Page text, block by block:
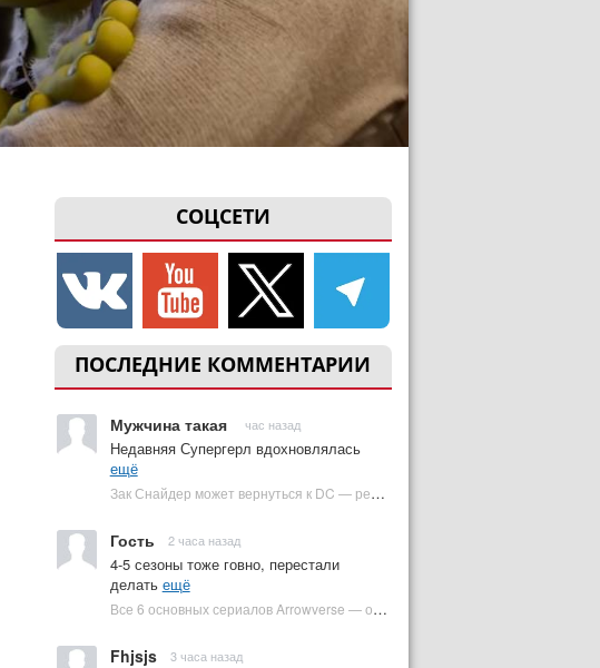
СОЦСЕТИ
ПОСЛЕДНИЕ КОММЕНТАРИИ
Мужчина такая час назад
Недавняя Супергерл вдохновлялась
ещё
Зак Снайдер может вернуться к DC — режиссер общался с Warner Bros. (фото) | Plugged In Ru
Гость 2 часа назад
4-5 сезоны тоже говно, перестали
делать ещё
Все 6 основных сериалов Arrowverse — от худшего к лучшему | Plugged In Ru
Fhjsjs 3 часа назад